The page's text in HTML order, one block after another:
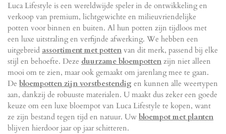
Luca Lifestyle is een wereldwijde speler in de ontwikkeling en
verkoop van premium, lichtgewichte en milieuvriendelijke
potten voor binnen en buiten. Al hun potten zijn tijdloos met
een luxe uitstraling en verfijnde afwerking. We hebben een
uitgebreid assortiment met potten van dit merk, passend bij elke
stijl en behoefte. Deze duurzame bloempotten zijn niet alleen
mooi om te zien, maar ook gemaakt om jarenlang mee te gaan.
De bloempotten zijn vorstbestendig en kunnen alle weertypen
aan, dankzij de robuuste materialen. U maakt dus zeker een goede
keuze om een luxe bloempot van Luca Lifestyle te kopen, want
ze zijn bestand tegen tijd en natuur. Uw bloempot met planten
blijven hierdoor jaar op jaar schitteren.